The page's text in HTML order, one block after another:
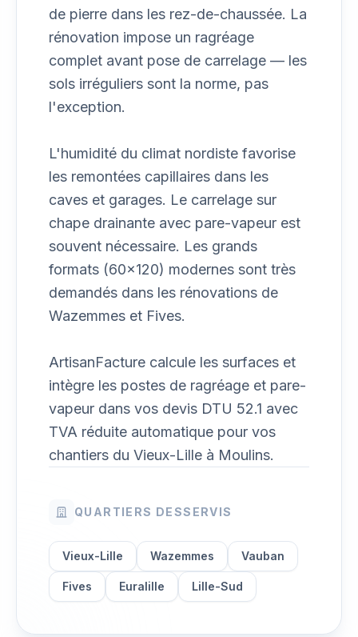
de pierre dans les rez-de-chaussée. La
rénovation impose un ragréage
complet avant pose de carrelage — les
sols irréguliers sont la norme, pas
l'exception.
L'humidité du climat nordiste favorise
les remontées capillaires dans les
caves et garages. Le carrelage sur
chape drainante avec pare-vapeur est
souvent nécessaire. Les grands
formats (60×120) modernes sont très
demandés dans les rénovations de
Wazemmes et Fives.
ArtisanFacture calcule les surfaces et
intègre les postes de ragréage et pare-
vapeur dans vos devis DTU 52.1 avec
TVA réduite automatique pour vos
chantiers du Vieux-Lille à Moulins.
QUARTIERS DESSERVIS
Vieux-Lille Wazemmes Vauban
Fives Euralille Lille-Sud